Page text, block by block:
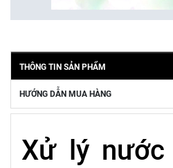
THÔNG TIN SẢN PHẨM
HƯỚNG DẪN MUA HÀNG
Xử lý nước